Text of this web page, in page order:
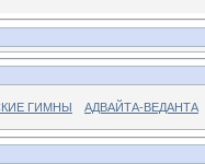
ГИМНЫ АДВАЙТА-ВЕДАНТА